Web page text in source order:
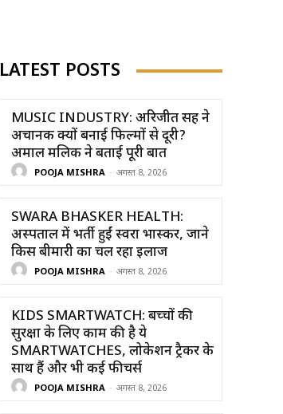
LATEST POSTS
MUSIC INDUSTRY: अरिजीत सिंह ने
अचानक क्यों बनाई फिल्मों से दूरी?
अमाल मलिक ने बताई पूरी बात
POOJA MISHRA - अगस्त 8, 2026
SWARA BHASKER HEALTH:
अस्पताल में भर्ती हुईं स्वरा भास्कर, जाने
किस बीमारी का चल रहा इलाज
POOJA MISHRA - अगस्त 8, 2026
KIDS SMARTWATCH: बच्चों की
सुरक्षा के लिए काम की है ये
SMARTWATCHES, लोकेशन ट्रैकर के
साथ हैं और भी कई फीचर्स
POOJA MISHRA - अगस्त 8, 2026